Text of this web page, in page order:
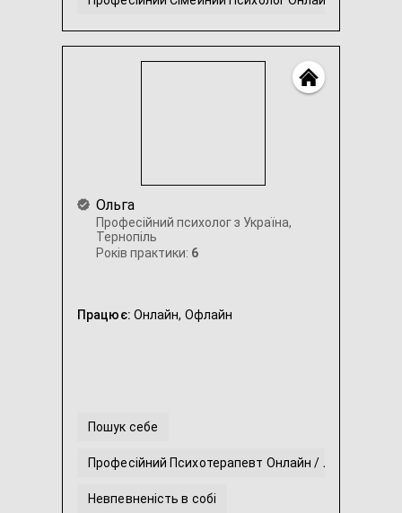
Невпевненість в собі
Професійний Підлітковий Психолог Онлайн /
Ольга
Професійний психолог з Україна,
Тернопіль
Років практики: 6
Працює: Онлайн, Офлайн
Пошук себе
Професійний Психотерапевт Онлайн / Локально
Невпевненість в собі